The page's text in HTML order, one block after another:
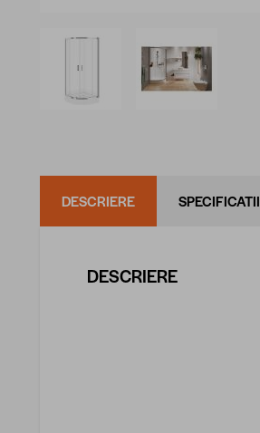
View larger image
DESCRIERE SPECIFICATII
DESCRIERE